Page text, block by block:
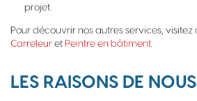
projet.
Pour découvrir nos autres services,
Carreleur et Peintre en bâtiment.
LES RAISONS DE